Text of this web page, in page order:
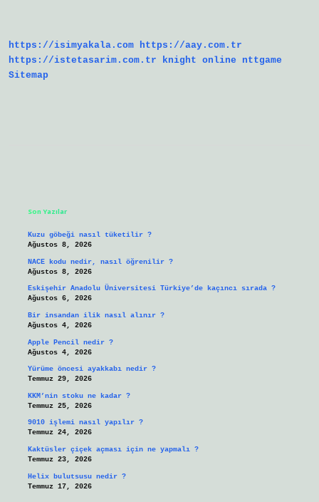
https://isimyakala.com https://aay.com.tr
https://istetasarim.com.tr
knight online
nttgame
Sitemap
Son Yazılar
Kuzu göbeği nasıl tüketilir ?
Ağustos 8, 2026
NACE kodu nedir, nasıl öğrenilir ?
Ağustos 8, 2026
Eskişehir Anadolu Üniversitesi Türkiye’de kaçıncı sırada ?
Ağustos 6, 2026
Bir insandan ilik nasıl alınır ?
Ağustos 4, 2026
Apple Pencil nedir ?
Ağustos 4, 2026
Yürüme öncesi ayakkabı nedir ?
Temmuz 29, 2026
KKM’nin stoku ne kadar ?
Temmuz 25, 2026
9010 işlemi nasıl yapılır ?
Temmuz 24, 2026
Kaktüsler çiçek açması için ne yapmalı ?
Temmuz 23, 2026
Helix bulutsusu nedir ?
Temmuz 17, 2026